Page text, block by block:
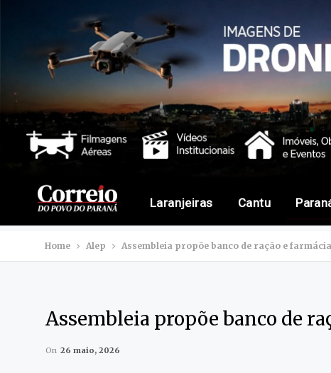
Laranjeiras Cantu
Home Alep Assembleia propõe banco de ração e
Assembleia propõe banco de
On 26 maio, 2026